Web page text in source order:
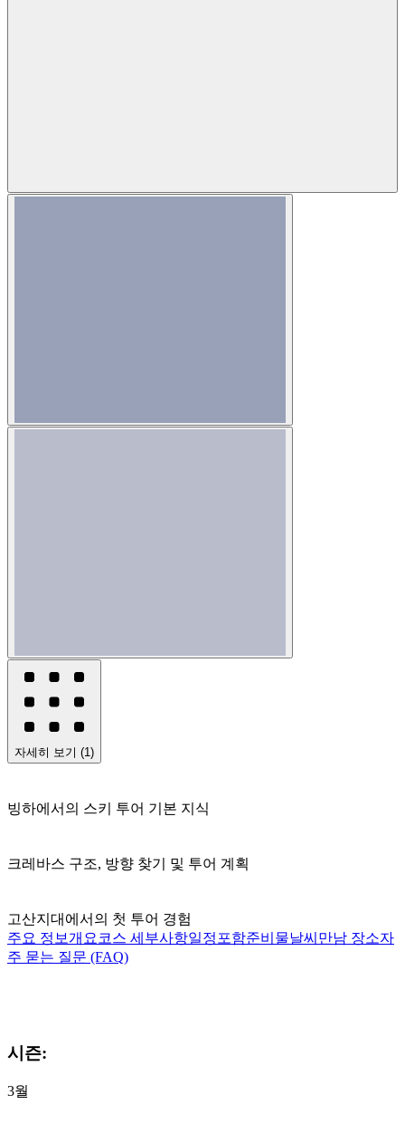
자세히 보기 (1)
빙하에서의 스키 투어 기본 지식
크레바스 구조, 방향 찾기 및 투어 계획
고산지대에서의 첫 투어 경험
주요 정보개요 코스 세부사항일정 포함준비물날씨 만남 장소자
주 묻는 질문 (FAQ)
시즌:
3월